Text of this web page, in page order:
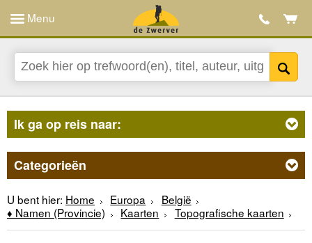
Menu
Ik ga op reis naar:
Categorieën
U bent hier: Home Europa
België
♦ Namen (Provincie)
Kaarten Topografische kaarten